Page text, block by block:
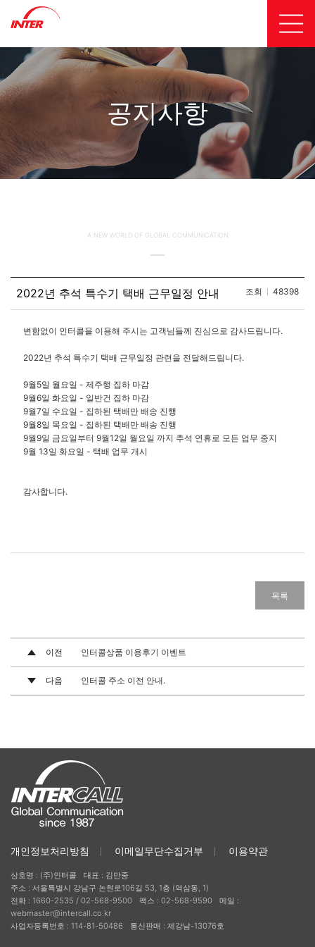
공지사항
A NEW WORLD OF GLOBAL COMMUNICATION
2022년 추석 특수기 택배 근무일정 안내 조회 48398
변함없이 인터콜을 이용해 주시는 고객님들께 진심으로 감사드립니다.
2022년 추석 특수기 택배 근무일정 관련을 전달해드립니다.
9월5일 월요일 - 제주행 집하 마감
9월6일 화요일 - 일반건 집하 마감
9월7일 수요일 - 집하된 택배만 배송 진행
9월8일 목요일 - 집하된 택배만 배송 진행
9월9일 금요일부터 9월12일 월요일 까지 추석 연휴로 모든 업무 중지
9월 13일 화요일 - 택배 업무 개시
감사합니다.
목록
이전 인터콜상품 이용후기 이벤트
다음 인터콜 주소 이전 안내.
개인정보처리방침 이메일무단수집거부 이용약관
상호명 : (주)인터콜
대표 : 김만중
주소 : 서울특별시 강남구 논현로106길 53, 1층 (역삼동, 1)
전화 : 1660-2535 / 02-568-9500 팩스 : 02-568-9590
메일 :
webmaster@intercall.co.kr
사업자등록번호 : 114-81-50486
통신판매 : 제강남-13076호